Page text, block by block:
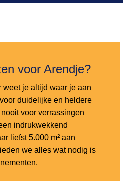
voor Arendje?
weet je altijd waar je aan
duidelijke en heldere
voor verrassingen
indrukwekkend
liefst 5.000 m² aan
we alles wat nodig is